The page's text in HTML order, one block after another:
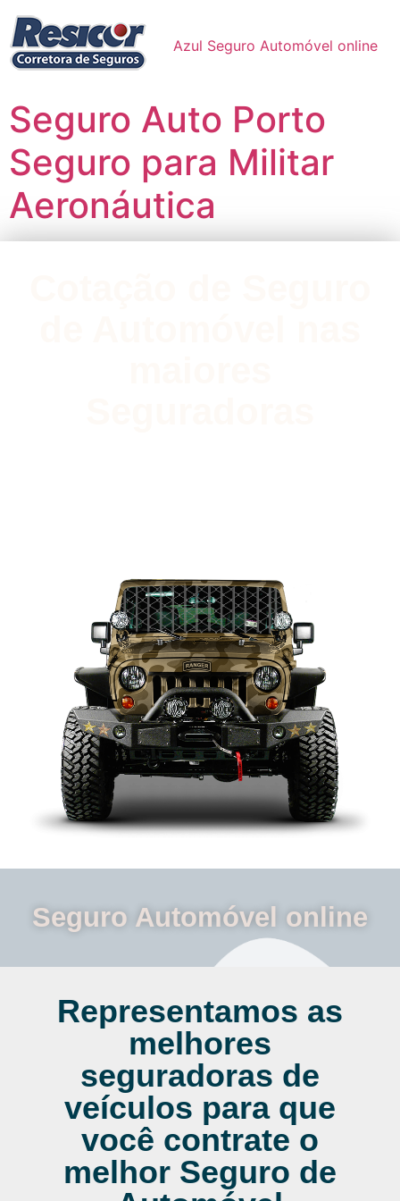
Azul Seguro Automóvel online
Seguro Auto Porto
Seguro para Militar
Aeronáutica
Seguro Automóvel online
Representamos as
melhores
seguradoras de
veículos para que
você contrate o
melhor Seguro de